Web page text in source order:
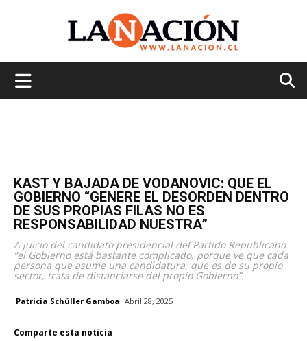
KAST Y BAJADA DE VODANOVIC: QUE EL
GOBIERNO “GENERE EL DESORDEN DENTRO
DE SUS PROPIAS FILAS NO ES
RESPONSABILIDAD NUESTRA”
A juicio del candidato presidencial del Partido Republicano
“el Gobierno está bastante complicado, porque ve que cada
persona que asume una candidatura, que es de su propio
sector, trata de distanciarse del propio Gobierno”.
Patricia Schüller Gamboa Abril 28, 2025
Comparte esta noticia